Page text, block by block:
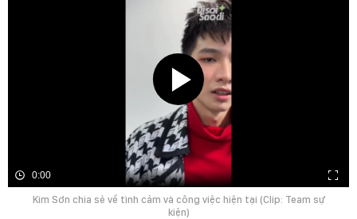
0:00
Kim Sơn chia sẻ về tình cảm và công việc hiện tại (Clip: Team sự
kiện)